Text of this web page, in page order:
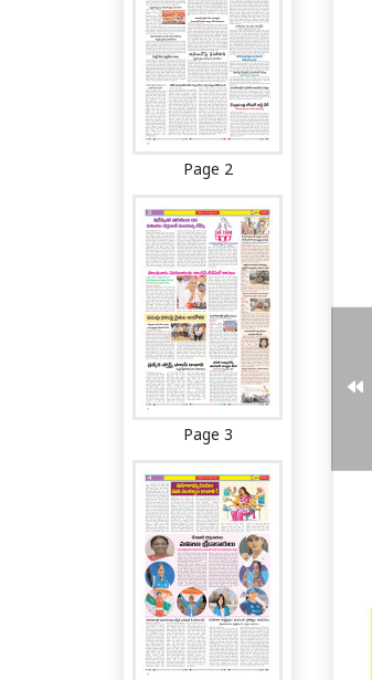
Page 2
Page 3